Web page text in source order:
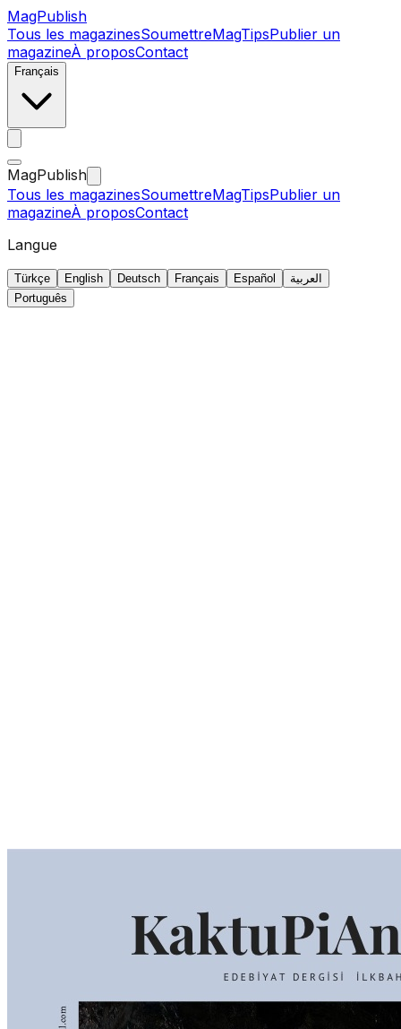
MagPublish
Tous les magazinesSoumettreMagTipsPublier un
magazineÀ proposContact
Français
MagPublish
Tous les magazinesSoumettreMagTipsPublier un
magazineÀ proposContact
Langue
Türkçe English Deutsch Français Español
العربية
Português